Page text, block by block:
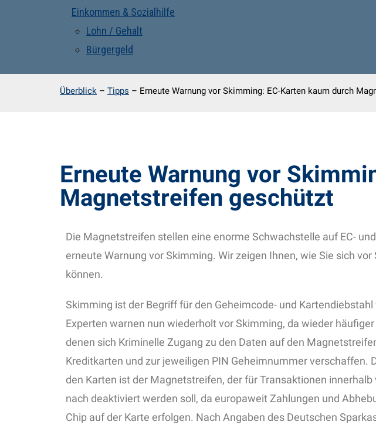
Einkommen & Sozialhilfe
Lohn / Gehalt
Bürgergeld
Überblick – Tipps – Erneute Warnung vor Skimming: EC-Karten kaum durch
Erneute Warnung vor
Magnetstreifen geschützt
Die Magnetstreifen stellen eine enorme Schwachstelle auf EC-
erneute Warnung vor Skimming. Wir zeigen Ihnen, wie Sie sich
können.
Skimming ist der Begriff für den Geheimcode- und Kartendiebstahl
Experten warnen nun wiederholt vor Skimming, da wieder
denen sich Kriminelle Zugang zu den Daten auf den
Kreditkarten und zur jeweiligen PIN Geheimnummer verschaffen.
den Karten ist der Magnetstreifen, der für Transaktionen innerhalb
nach deaktiviert werden soll, da europaweit Zahlungen und
Chip auf der Karte erfolgen. Nach Angaben des Deutschen